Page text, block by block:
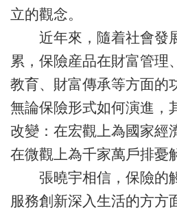
立的觀念。
近年來，隨着社會發
累，保險産品在財富管理
教育、財富傳承等方面的
無論保險形式如何演進，
改變：在宏觀上為國家經
在微觀上為千家萬戶排憂
張曉宇相信，保險的
服務創新深入生活的方方